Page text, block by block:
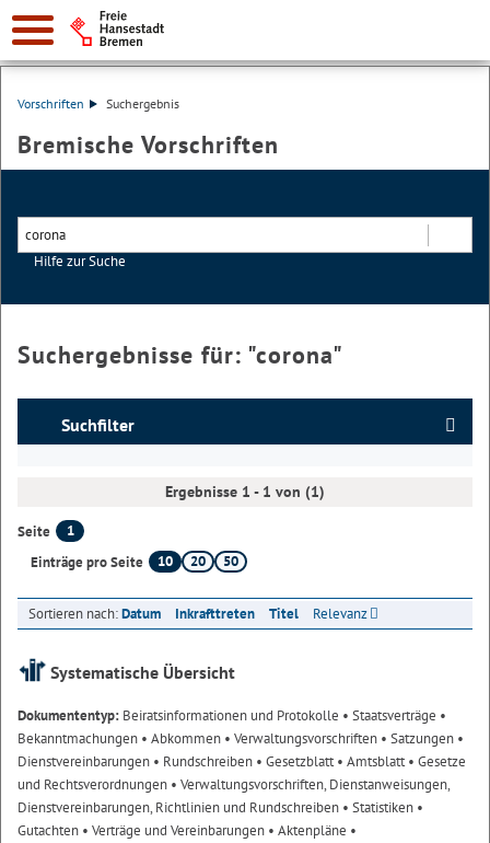
Vorschriften Suchergebnis
Bremische Vorschriften
Hilfe zur Suche
Suchergebnisse für: "corona"
Suchfilter
Ergebnisse 1 - 1 von (1)
Seite
1
Einträge pro Seite
10 20 50
Sortieren nach:Datum Inkrafttreten Titel Relevanz
Systematische Übersicht
Dokumententyp: Beiratsinformationen und Protokolle • Staatsverträge •
Bekanntmachungen • Abkommen • Verwaltungsvorschriften • Satzungen •
Dienstvereinbarungen • Rundschreiben • Gesetzblatt• Amtsblatt• Gesetze
und Rechtsverordnungen • Verwaltungsvorschriften, Dienstanweisungen,
Dienstvereinbarungen, Richtlinien und Rundschreiben • Statistiken •
Gutachten • Verträge und Vereinbarungen • Aktenpläne •